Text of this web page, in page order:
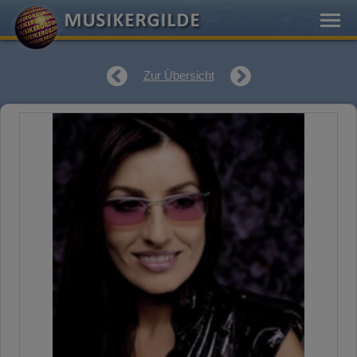
Zur Übersicht